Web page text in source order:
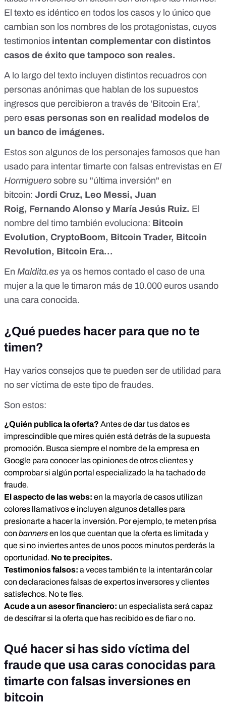
El texto es idéntico en todos los casos y lo único que
cambian son los nombres de los protagonistas, cuyos
testimonios intentan complementar con distintos
casos de éxito que tampoco son reales.
A lo largo del texto incluyen distintos recuadros con
personas anónimas que hablan de los supuestos
ingresos que percibieron a través de 'Bitcoin Era',
pero esas personas son en realidad modelos de
un banco de imágenes.
Estos son algunos de los personajes famosos que han
usado para intentar timarte con falsas entrevistas en El
Hormiguero sobre su "última inversión" en
bitcoin: Jordi Cruz, Leo Messi, Juan
Roig, Fernando Alonso y María Jesús Ruiz. El
nombre del timo también evoluciona: Bitcoin
Evolution, CryptoBoom, Bitcoin Trader, Bitcoin
Revolution, Bitcoin Era...
En Maldita.es ya os hemos contado el caso de una
mujer a la que le timaron más de 10.000 euros usando
una cara conocida.
¿Qué puedes hacer para que no te
timen?
Hay varios consejos que te pueden ser de utilidad para
no ser víctima de este tipo de fraudes.
Son estos:
¿Quién publica la oferta? Antes de dar tus datos es
imprescindible que mires quién está detrás de la supuesta
promoción. Busca siempre el nombre de la empresa en
Google para conocer las opiniones de otros clientes y
comprobar si algún portal especializado la ha tachado de
fraude.
El aspecto de las webs: en la mayoría de casos utilizan
colores llamativos e incluyen algunos detalles para
presionarte a hacer la inversión. Por ejemplo, te meten prisa
con bannersen los que cuentan que la oferta es limitada y
que si no inviertes antes de unos pocos minutos perderás la
oportunidad. No te precipites.
Testimonios falsos: a veces también te la intentarán colar
con declaraciones falsas de expertos inversores y clientes
satisfechos. No te fíes.
Acude a un asesor financiero: un especialista será capaz
de descifrar si la oferta que has recibido es de fiar o no.
Qué hacer si has sido víctima del
fraude que usa caras conocidas para
timarte con falsas inversiones en
bitcoin